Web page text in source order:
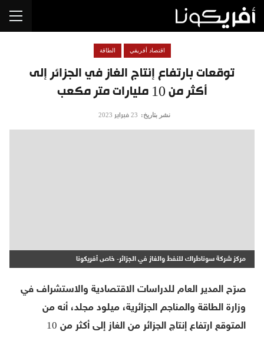
توقعات بارتفاع إنتاج الغاز في الجزائر إلى
أكثر من 10 مليارات متر مكعب
اقتصاد أفريقي الطاقة
نشر بتاريخ: 23 فبراير 2023
مركز شركة سوناطراك للنفط والغاز في الجزائر- خاص أفريكونا
صرّح المدير العام للدراسات الاقتصادية والاستشراف في
وزارة الطاقة والمناجم الجزائرية، ميلود مجلد، أنه من
المتوقع ارتفاع إنتاج الجزائر من الغاز إلى أكثر من 10